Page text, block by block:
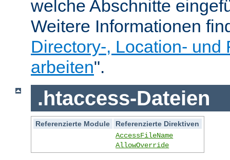
welche Abschnitte
Weitere Informationen
Directory-, Location- und
arbeiten".
.htaccess-Dateien
Referenzierte Module
Referenzierte Direktiven
AccessFileName
AllowOverride